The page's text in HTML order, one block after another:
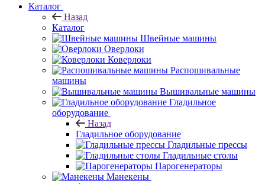
Каталог
Назад
Каталог
Швейные машины
Оверлоки
Коверлоки
Распошивальные
машины
Вышивальные машины
Гладильное
оборудование
Назад
Гладильное оборудование
Гладильные прессы
Гладильные столы
Парогенераторы
Манекены